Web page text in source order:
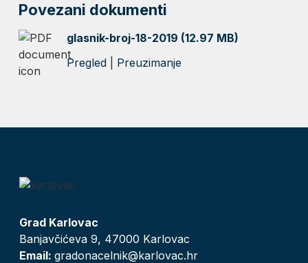
Povezani dokumenti
glasnik-broj-18-2019 (12.97 MB)
Pregled
Preuzimanje
Grad Karlovac
Banjavčićeva 9, 47000 Karlovac
Email: gradonacelnik@karlovac.hr